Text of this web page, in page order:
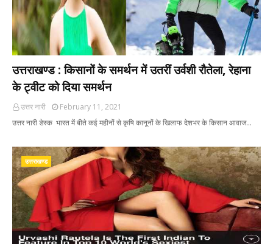
उत्तराखण्ड : किसानों के समर्थन में उतरीं उर्वशी रौतेला, रेहाना
के ट्वीट को दिया समर्थन
उत्तर नारी
February 11, 2021
उत्तर नारी डेस्क भारत में बीते कई महीनों से कृषि कानूनों के खिलाफ देशभर के किसान आवाज…
उत्तराखण्ड